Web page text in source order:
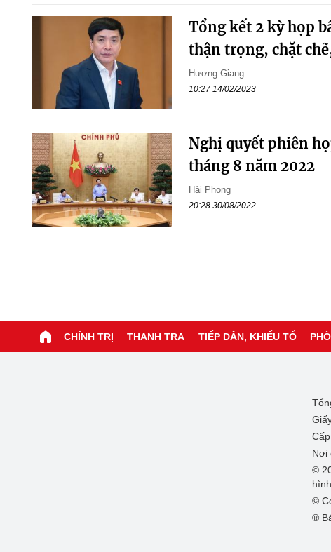
Tổng kết 2 kỳ họp
thận trọng, chặt
Hương Giang
10:27 14/02/2023
Nghị quyết phiên
tháng 8 năm 2022
Hải Phong
20:28 30/08/2022
CHÍNH TRỊ THANH TRA TIẾP DÂN, KHIẾU TỐ
Nơi
©
©
®